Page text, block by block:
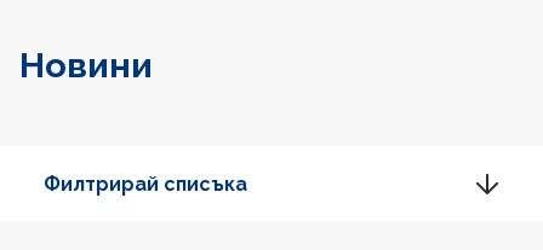
Новини
Филтрирай списъка